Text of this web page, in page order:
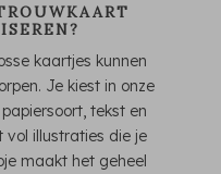
kaartjes kunnen
Je kiest in onze
tekst en
vol illustraties die je
maakt het geheel